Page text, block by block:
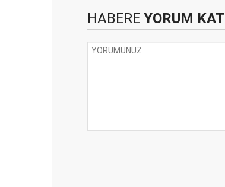
HABERE YORUM KAT